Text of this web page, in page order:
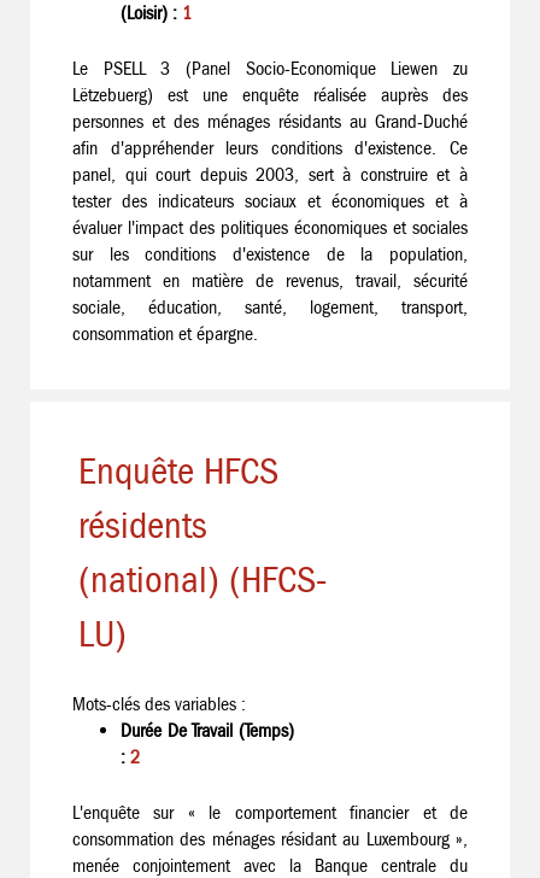
(Loisir) : 1
Le PSELL 3 (Panel Socio-Economique Liewen zu
Lëtzebuerg) est une enquête réalisée auprès des
personnes et des ménages résidants au Grand-Duché
afin d'appréhender leurs conditions d'existence. Ce
panel, qui court depuis 2003, sert à construire et à
tester des indicateurs sociaux et économiques et à
évaluer l'impact des politiques économiques et sociales
sur les conditions d'existence de la population,
notamment en matière de revenus, travail, sécurité
sociale, éducation, santé, logement, transport,
consommation et épargne.
Enquête HFCS
résidents
(national) (HFCS-
LU)
Mots-clés des variables :
Durée De Travail (Temps)
: 2
L'enquête sur « le comportement financier et de
consommation des ménages résidant au Luxembourg »,
menée conjointement avec la Banque centrale du